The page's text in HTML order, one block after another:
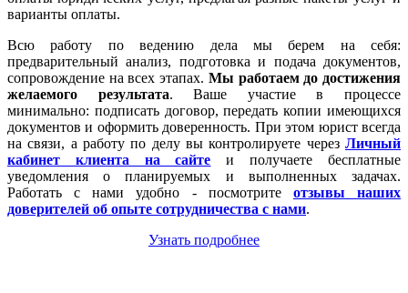
варианты оплаты.
Всю работу по ведению дела мы берем на себя:
предварительный анализ, подготовка и подача документов,
сопровождение на всех этапах. Мы работаем до достижения
желаемого результата. Ваше участие в процессе
минимально: подписать договор, передать копии имеющихся
документов и оформить доверенность. При этом юрист всегда
на связи, а работу по делу вы контролируете через Личный
кабинет клиента на сайте и получаете бесплатные
уведомления о планируемых и выполненных задачах.
Работать с нами удобно - посмотрите отзывы наших
доверителей об опыте сотрудничества с нами.
Узнать подробнее